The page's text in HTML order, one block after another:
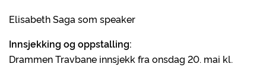
Elisabeth Saga som speaker
Innsjekking og oppstalling:
Drammen Travbane innsjekk fra onsdag 20. mai kl.